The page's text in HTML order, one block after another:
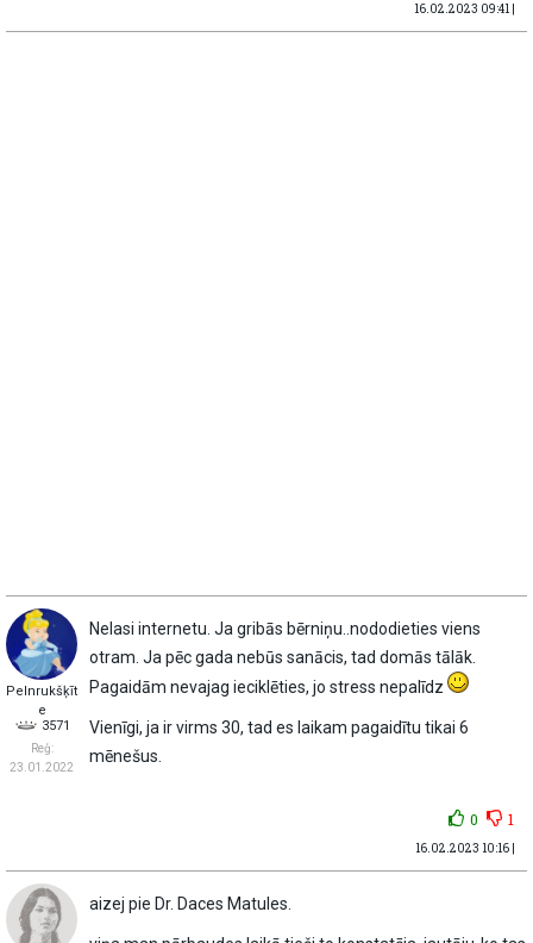
16.02.2023 09:41 |
Pelnrukšķīt
e
3571
Reģ:
23.01.2022
Nelasi internetu. Ja gribās bērniņu..nododieties viens
otram. Ja pēc gada nebūs sanācis, tad domās tālāk.
Pagaidām nevajag ieciklēties, jo stress nepalīdz
Vienīgi, ja ir virms 30, tad es laikam pagaidītu tikai 6
mēnešus.
0 1
16.02.2023 10:16 |
aizej pie Dr. Daces Matules.